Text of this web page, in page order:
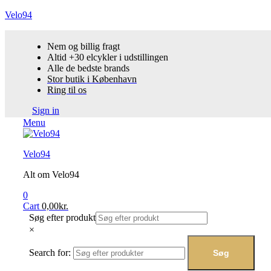
Velo94
Nem og billig fragt
Altid +30 elcykler i udstillingen
Alle de bedste brands
Stor butik i København
Ring til os
Sign in
Menu
Velo94
Alt om Velo94
0
Cart 0,00kr.
Søg efter produkt
×
Search for: Søg